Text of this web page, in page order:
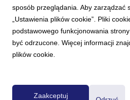
Powered by
sposób przeglądania. Aby zarządzać
„Ustawienia plików cookie”. Pliki
podstawowego funkcjonowania
być odrzucone. Więcej informacji
plików cookie.
Zaakceptuj